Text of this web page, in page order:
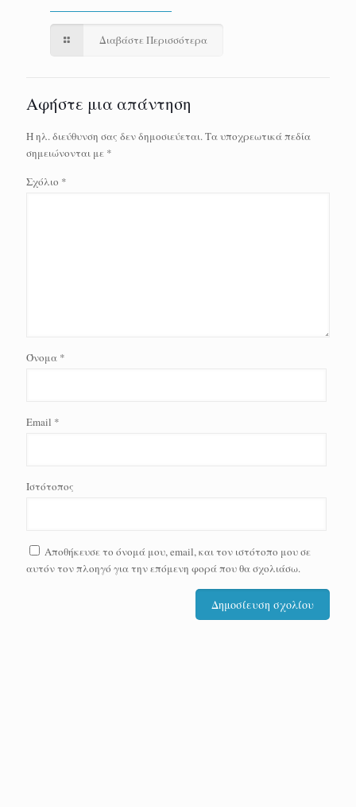
Διαβάστε Περισσότερα
Αφήστε μια απάντηση
Η ηλ. διεύθυνση σας δεν δημοσιεύεται.Τα υποχρεωτικά πεδία
σημειώνονται με *
Σχόλιο *
Όνομα *
Email *
Ιστότοπος
Αποθήκευσε το όνομά μου, email, και τον ιστότοπο μου σε
αυτόν τον πλοηγό για την επόμενη φορά που θα σχολιάσω.